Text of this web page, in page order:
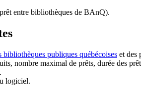
entre bibliothèques de BAnQ).
bibliothèques publiques québécoises et des
nombre maximal de prêts, durée des
logiciel.